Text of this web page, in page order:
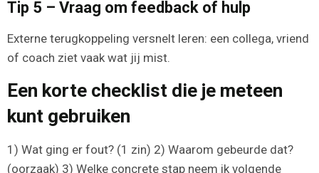
Tip 5 – Vraag om feedback of hulp
Externe terugkoppeling versnelt leren: een collega, vriend
of coach ziet vaak wat jij mist.
Een korte checklist die je meteen
kunt gebruiken
1) Wat ging er fout? (1 zin) 2) Waarom gebeurde dat?
(oorzaak) 3) Welke concrete stap neem ik volgende